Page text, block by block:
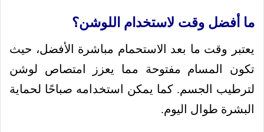
ما أفضل وقت لاستخدام اللوشن؟
يعتبر وقت ما بعد الاستحمام مباشرة الأفضل، حيث
تكون المسام مفتوحة مما يعزز امتصاص لوشن
لترطيب الجسم. كما يمكن استخدامه صباحًا لحماية
البشرة طوال اليوم.